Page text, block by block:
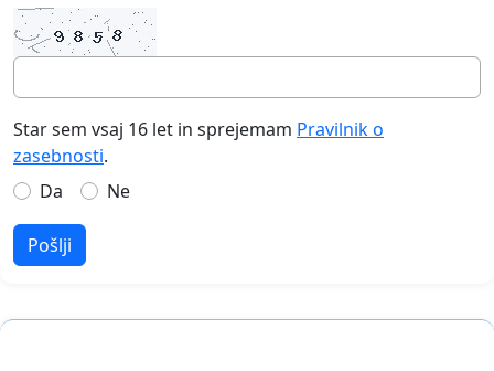
Star sem vsaj 16 let in sprejemam Pravilnik o
zasebnosti.
Da
Ne
Pošlji